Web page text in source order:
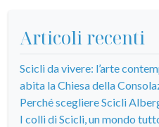
Articoli recenti
Scicli da vivere: l’arte
abita la Chiesa della
Perché scegliere Scicli
I colli di Scicli, un mondo